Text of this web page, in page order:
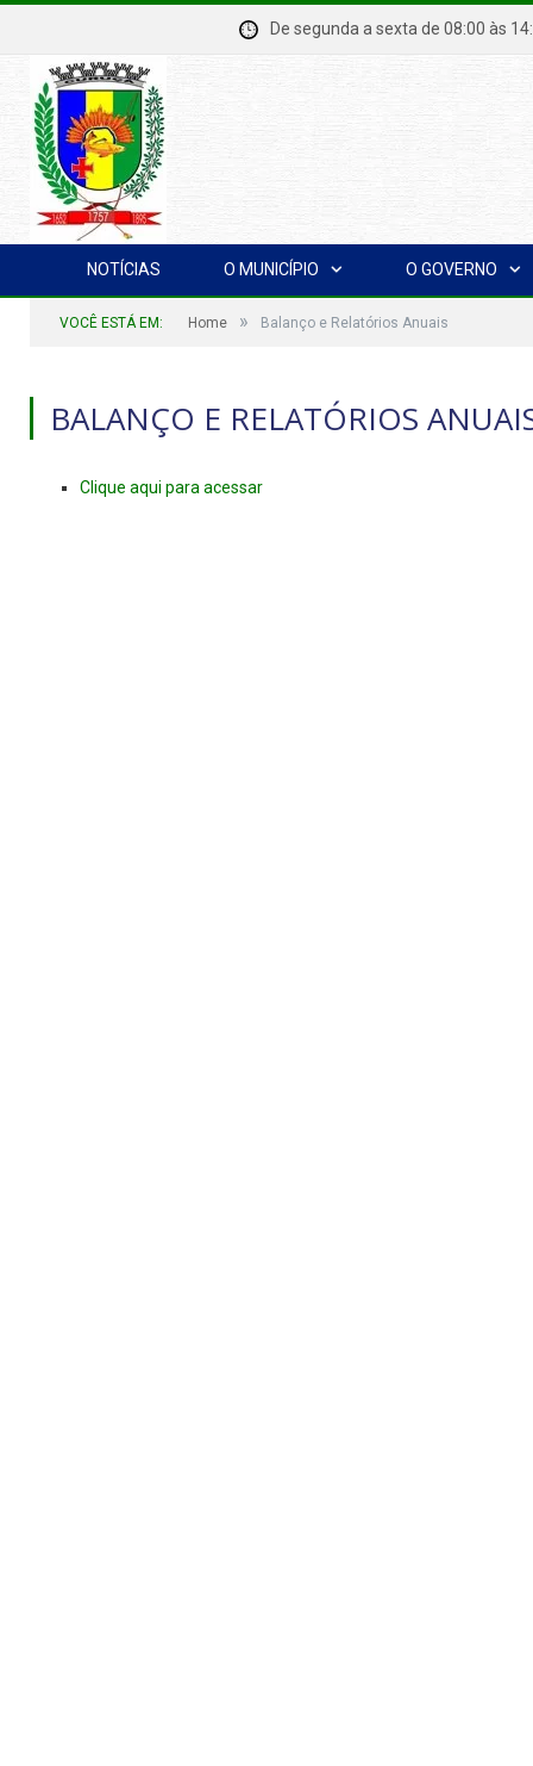
De segunda a sexta de 08:00
NOTÍCIAS O MUNICÍPIO O GOVERNO
VOCÊ ESTÁ EM: Home » Balanço e Relatórios Anuais
BALANÇO E RELATÓRIOS
Clique aqui para acessar